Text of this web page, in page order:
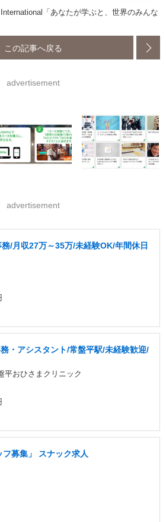
「あなたが学ぶと、世界のみんな
この記事へ戻る
advertisement
advertisement
務/月収27万～35万/未経験OK/年間休日
・アシスタント/常盤平駅/未経験歓迎/
平おひさまクリニック
募集」 スナック求人